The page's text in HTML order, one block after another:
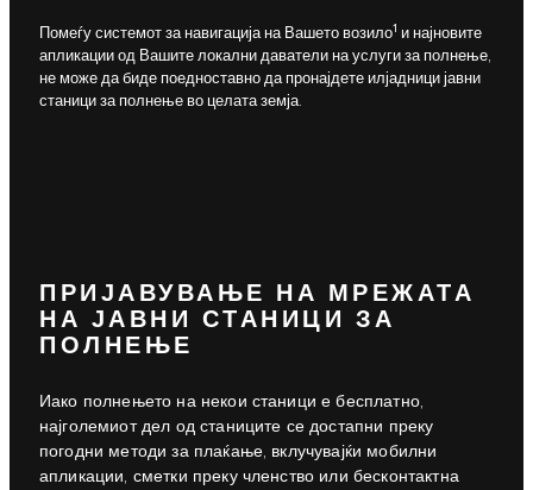
Помеѓу системот за навигација на Вашето возило1 и најновите
апликации од Вашите локални даватели на услуги за полнење,
не може да биде поедноставно да пронајдете илјадници јавни
станици за полнење во целата земја.
ПРИЈАВУВАЊЕ НА МРЕЖАТА
НА ЈАВНИ СТАНИЦИ ЗА
ПОЛНЕЊЕ
Иако полнењето на некои станици е бесплатно,
најголемиот дел од станиците се достапни преку
погодни методи за плаќање, вклучувајќи мобилни
апликации, сметки преку членство или бесконтактна